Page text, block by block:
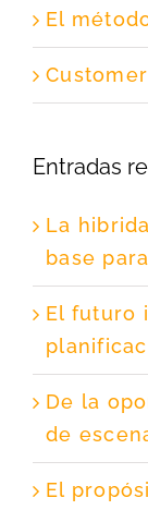
El
Entradas
La
base
El futuro
De la
de
El